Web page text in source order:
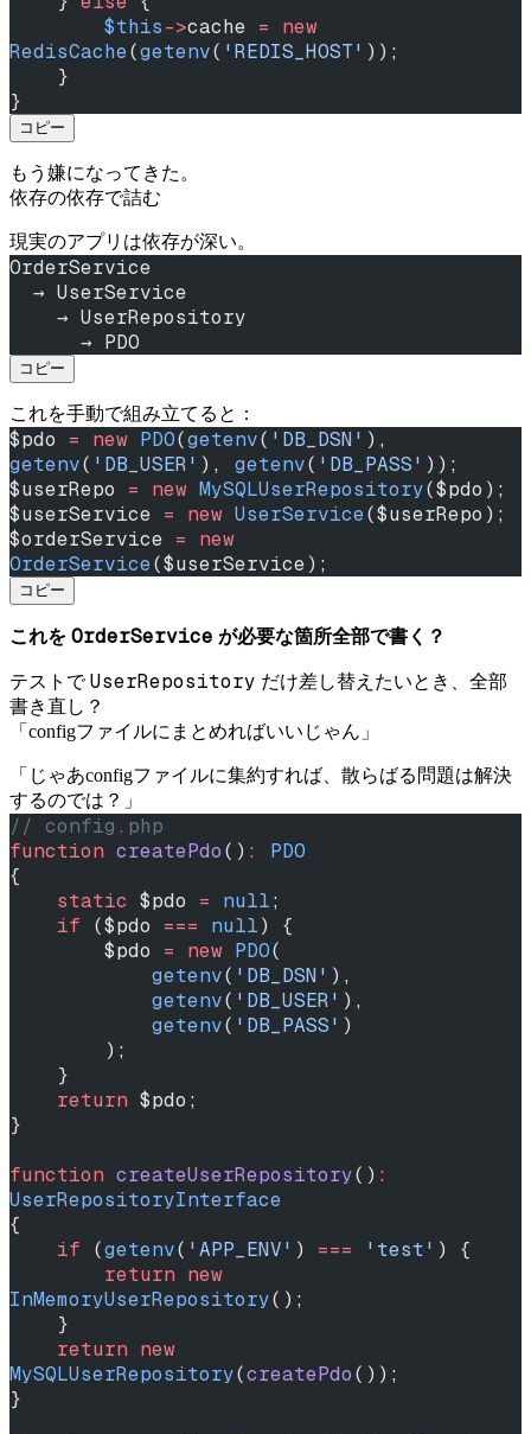
        $this
->cache = new
RedisCache(getenv( 'REDIS_HOST' ));
    }
}
コピー
もう嫌になってきた。
依存の依存で詰む
現実のアプリは依存が深い。
OrderService
  → UserService
    → UserRepository
      → PDO
コピー
これを手動で組み立てると：
$pdo = new PDO(getenv( 'DB_DSN'
getenv( 'DB_USER' ), getenv( 'DB_PASS' ));
$userRepo = new MySQLUserRepository($pdo);
$userService = new UserService($userRepo);
$orderService = new
OrderService($userService);
コピー
これを OrderService が必要な箇所全部で書く？
テストでUserRepository だけ差し替えたいとき、全部
書き直し？
「configファイルにまとめればいいじゃん」
「じゃあconfigファイルに集約すれば、散らばる問題は解決
するのでは？」
// config.php
function createPdo() :
PDO
{
    static
$pdo = null;
    if
($pdo === null) {
        $pdo
= new PDO(
            getenv
( 'DB_DSN' ),
            getenv
( 'DB_USER' ),
            getenv
( 'DB_PASS' )
        );
    }
    return
$pdo;
}
function createUserRepository() :
UserRepositoryInterface
{
    if
(getenv( 'APP_ENV' ) === 'test' ) {
        return
new
InMemoryUserRepository();
    }
    return
new
MySQLUserRepository(createPdo());
}